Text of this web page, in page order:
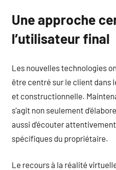
Une approche
l’utilisateur final
Les nouvelles technologies
être centré sur le client dans
et constructionnelle.
s’agit non seulement
aussi d’écouter
spécifiques du propriétaire.
Le recours à la réalité